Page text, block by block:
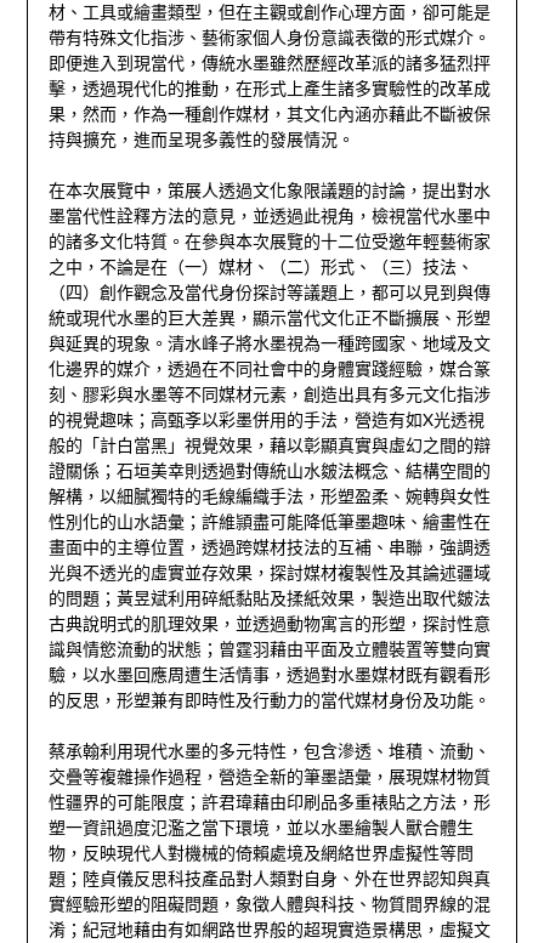
材、工具或繪畫類型，但在主觀或創作心理方面，卻可能是
帶有特殊文化指涉、藝術家個人身份意識表徵的形式媒介。
即便進入到現當代，傳統水墨雖然歷經改革派的諸多猛烈抨
擊，透過現代化的推動，在形式上產生諸多實驗性的改革成
果，然而，作為一種創作媒材，其文化內涵亦藉此不斷被保
持與擴充，進而呈現多義性的發展情況。
在本次展覽中，策展人透過文化象限議題的討論，提出對水
墨當代性詮釋方法的意見，並透過此視角，檢視當代水墨中
的諸多文化特質。在參與本次展覽的十二位受邀年輕藝術家
之中，不論是在（一）媒材、（二）形式、（三）技法、
（四）創作觀念及當代身份探討等議題上，都可以見到與傳
統或現代水墨的巨大差異，顯示當代文化正不斷擴展、形塑
與延異的現象。清水峰子將水墨視為一種跨國家、地域及文
化邊界的媒介，透過在不同社會中的身體實踐經驗，媒合篆
刻、膠彩與水墨等不同媒材元素，創造出具有多元文化指涉
的視覺趣味；高甄斈以彩墨併用的手法，營造有如X光透視
般的「計白當黑」視覺效果，藉以彰顯真實與虛幻之間的辯
證關係；石垣美幸則透過對傳統山水皴法概念、結構空間的
解構，以細膩獨特的毛線編織手法，形塑盈柔、婉轉與女性
性別化的山水語彙；許維頴盡可能降低筆墨趣味、繪畫性在
畫面中的主導位置，透過跨媒材技法的互補、串聯，強調透
光與不透光的虛實並存效果，探討媒材複製性及其論述疆域
的問題；黃昱斌利用碎紙黏貼及揉紙效果，製造出取代皴法
古典說明式的肌理效果，並透過動物寓言的形塑，探討性意
識與情慾流動的狀態；曾霆羽藉由平面及立體裝置等雙向實
驗，以水墨回應周遭生活情事，透過對水墨媒材既有觀看形
的反思，形塑兼有即時性及行動力的當代媒材身份及功能。
蔡承翰利用現代水墨的多元特性，包含滲透、堆積、流動、
交疊等複雜操作過程，營造全新的筆墨語彙，展現媒材物質
性疆界的可能限度；許君瑋藉由印刷品多重裱貼之方法，形
塑一資訊過度氾濫之當下環境，並以水墨繪製人獸合體生
物，反映現代人對機械的倚賴處境及網絡世界虛擬性等問
題；陸貞儀反思科技產品對人類對自身、外在世界認知與真
實經驗形塑的阻礙問題，象徵人體與科技、物質間界線的混
淆；紀冠地藉由有如網路世界般的超現實造景構思，虛擬文